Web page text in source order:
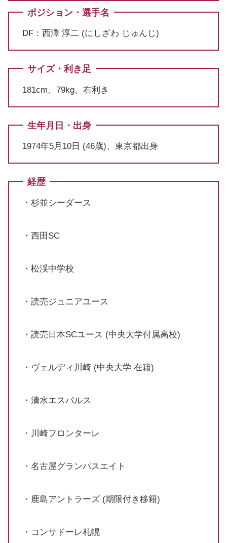
ポジション・選手名
DF：西澤 淳二 (にしざわ じゅんじ)
サイズ・利き足
181cm、79kg、右利き
生年月日・出身
1974年5月10日 (46歳)、東京都出身
経歴
・杉並シーダース
・西田SC
・松渓中学校
・読売ジュニアユース
・読売日本SCユース (中央大学付属高校)
・ヴェルディ川崎 (中央大学 在籍)
・清水エスパルス
・川崎フロンターレ
・名古屋グランパスエイト
・鹿島アントラーズ (期限付き移籍)
・コンサドーレ札幌